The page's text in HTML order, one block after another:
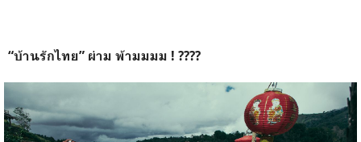
“บ้านรักไทย” ผ่าม พ้ามมมม ! ????